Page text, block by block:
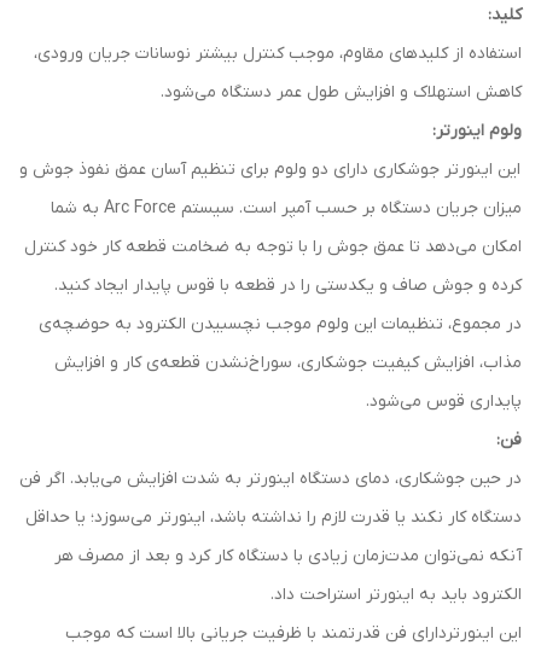
کلید:
استفاده از کلیدهای مقاوم، موجب کنترل بیشتر نوسانات جریان ورودی،
کاهش استهلاک و افزایش طول عمر دستگاه می‌شود.
ولوم اینورتر:
این اینورتر جوشکاری دارای دو ولوم برای تنظیم آسان عمق نفوذ جوش و
میزان جریان دستگاه بر حسب آمپر است. سیستم Arc Force به شما
امکان می‌دهد تا عمق جوش را با توجه به ضخامت قطعه‌ کار خود کنترل
کرده و جوش صاف و یکدستی را در قطعه با قوس پایدار ایجاد کنید.
در مجموع، تنظیمات این ولوم موجب نچسبیدن الکترود به حوضچه‌ی
مذاب، افزایش کیفیت جوشکاری، سوراخ‌نشدن قطعه‌ی کار و افزایش
پایداری قوس می‌شود.
فن:
در حین جوشکاری، دمای دستگاه اینورتر به شدت افزایش می‌یابد. اگر فن
دستگاه کار نکند یا قدرت لازم را نداشته باشد، اینورتر می‌سوزد؛ یا حداقل
آنکه نمی‌توان مدت‌زمان زیادی با دستگاه کار کرد و بعد از مصرف هر
الکترود باید به اینورتر استراحت داد.
این اینورتردارای فن قدرتمند با ظرفیت جریانی بالا است که موجب